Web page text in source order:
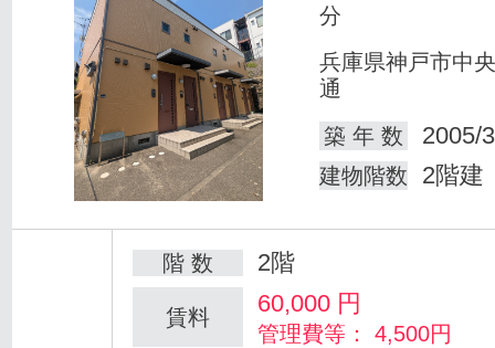
分
兵庫県神戸市中
通
築 年 数
2005/
建物階数 2階建
階 数 2階
賃料 60,000 円
管理費等： 4,500円